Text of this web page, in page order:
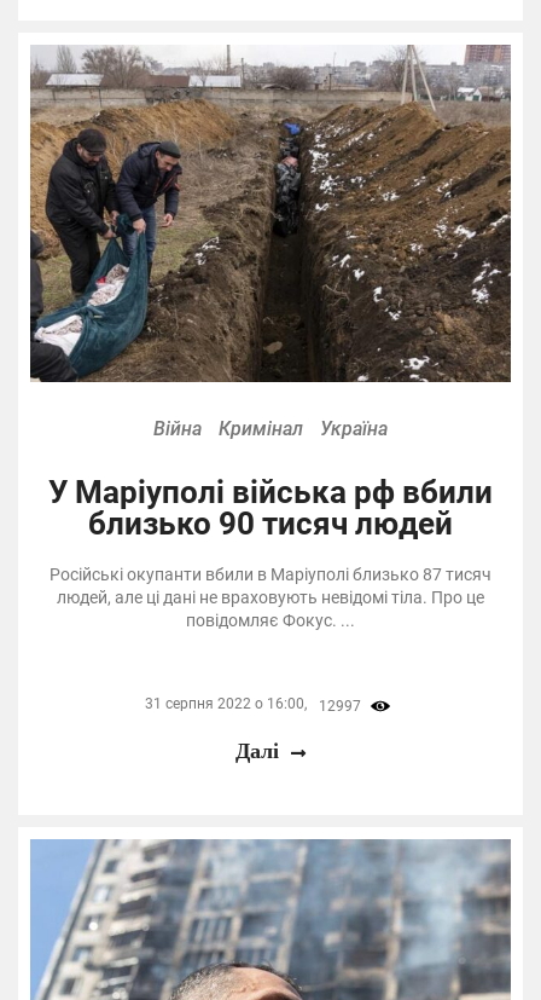
Війна Кримінал Україна
У Маріуполі війська рф вбили
близько 90 тисяч людей
Російські окупанти вбили в Маріуполі близько 87 тисяч
людей, але ці дані не враховують невідомі тіла. Про це
повідомляє Фокус. ...
31 серпня 2022 о 16:00, 12997
Далі